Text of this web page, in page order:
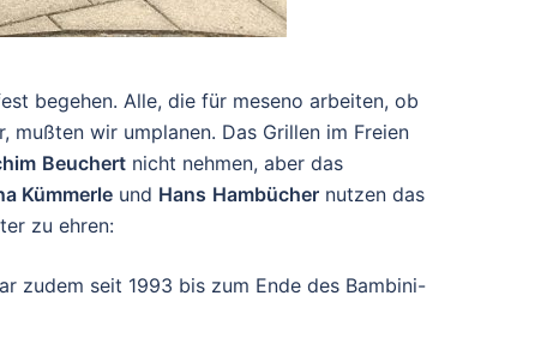
begehen. Alle, die für meseno arbeiten, ob
wir umplanen. Das Grillen im Freien
Beuchert nicht nehmen, aber das
Kümmerle und Hans Hambücher nutzen das
zu ehren:
zudem seit 1993 bis zum Ende des Bambini-